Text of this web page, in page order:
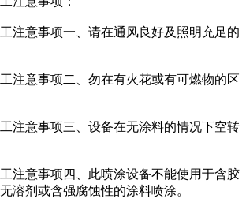
注意事项一、请在通风良好及照明充足的
注意事项二、勿在有火花或有可燃物的区
注意事项三、设备在无涂料的情况下空转
注意事项四、此喷涂设备不能使用于含胶
溶剂或含强腐蚀性的涂料喷涂。